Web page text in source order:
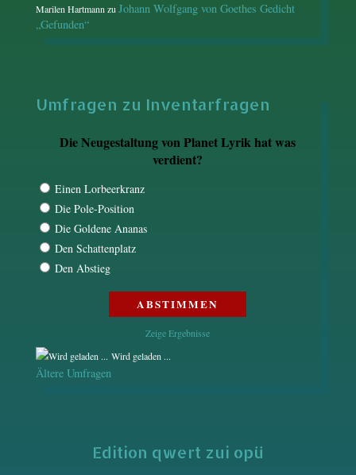
Marilen HartmannzuJohann Wolfgang von Goethes Gedicht
„Gefunden“
Umfragen zu Inventarfragen
Die Neugestaltung von Planet Lyrik hat was
verdient?
Einen Lorbeerkranz
Die Pole-Position
Die Goldene Ananas
Den Schattenplatz
Den Abstieg
Zeige Ergebnisse
Wird geladen ...
Ältere Umfragen
Edition qwert zui opü